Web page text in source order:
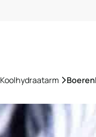
Koolhydraatarm »